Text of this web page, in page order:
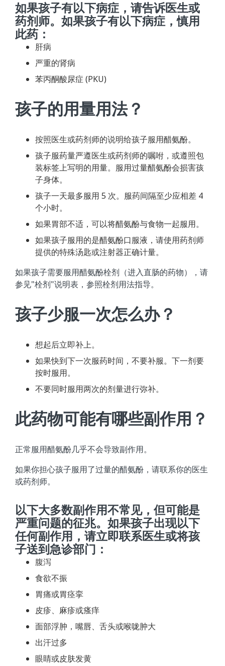
如果孩子有以下病症，请告诉医生或
药剂师。如果孩子有以下病症，慎用
此药：
肝病
严重的肾病
苯丙酮酸尿症 (PKU)
孩子的用量用法？
按照医生或药剂师的说明给孩子服用醋氨酚。
孩子服药量严遵医生或药剂师的嘱咐，或遵照包
装标签上写明的用量。服用过量醋氨酚会损害孩
子身体。
孩子一天最多服用 5 次。服药间隔至少应相差 4
个小时。
如果胃部不适，可以将醋氨酚与食物一起服用。
如果孩子服用的是醋氨酚口服液，请使用药剂师
提供的特殊汤匙或注射器正确计量。
如果孩子需要服用醋氨酚栓剂（进入直肠的药物），请
参见"栓剂"说明表，参照栓剂用法指导。
孩子少服一次怎么办？
想起后立即补上。
如果快到下一次服药时间，不要补服。下一剂要
按时服用。
不要同时服用两次的剂量进行弥补。
此药物可能有哪些副作用？
正常服用醋氨酚几乎不会导致副作用。
如果你担心孩子服用了过量的醋氨酚，请联系你的医生
或药剂师。
以下大多数副作用不常见，但可能是
严重问题的征兆。如果孩子出现以下
任何副作用，请立即联系医生或将孩
子送到急诊部门：
腹泻
食欲不振
胃痛或胃痉挛
皮疹、麻疹或瘙痒
面部浮肿，嘴唇、舌头或喉咙肿大
出汗过多
眼睛或皮肤发黄